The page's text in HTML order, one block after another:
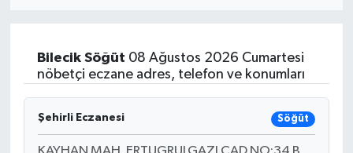
Bilecik Söğüt 08 Ağustos 2026 Cumartesi
nöbetçi eczane adres, telefon ve konumları
Şehirli Eczanesi Söğüt